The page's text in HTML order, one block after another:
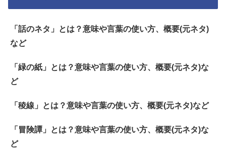
「話のネタ」とは？意味や言葉の使い方、概要(元ネタ)
など
「緑の紙」とは？意味や言葉の使い方、概要(元ネタ)な
ど
「稜線」とは？意味や言葉の使い方、概要(元ネタ)など
「冒険譚」とは？意味や言葉の使い方、概要(元ネタ)な
ど